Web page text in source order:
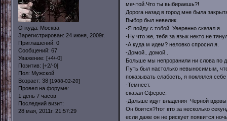
Откуда: Москва
Зарегистрирован: 24 июня, 2009г.
Приглашений: 0
Сообщений: 67
Уважение: [+4/-0]
Позитив: [+2/-0]
Пол: Мужской
Возраст: 38 [1988-02-20]
Провел на форуме:
1 день 7 часов
Последний визит:
28 мая, 2011г. 21:57:29
мечтой.Что ты выбираешь?!
Дорога назад в город мне была
Выбор был невелик.
-Я пойду с тобой. Уверенно сказал я.
-Ну что же, тебя за язык некто не
-А куда м идем? неловко спросил я.
-Домой...домой..
Больше мы непроранили ни слова по
Путь был настолько невыносимым,
показывать слабость, я поклялся
-Темнеет.
сказал Сферос.
-Дальше идут владения Черной
Он боится?!тот кто за несколько
если даже он не рискует появится